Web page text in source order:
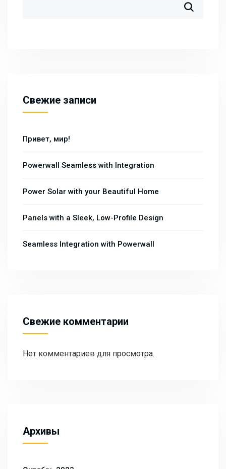
Свежие записи
Привет, мир!
Powerwall Seamless with Integration
Power Solar with your Beautiful Home
Panels with a Sleek, Low-Profile Design
Seamless Integration with Powerwall
Свежие комментарии
Нет комментариев для просмотра.
Архивы